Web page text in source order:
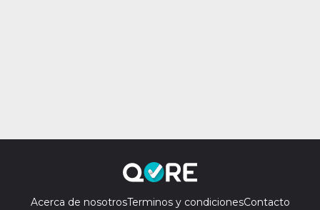
Acerca de nosotrosTerminos y condicionesContacto